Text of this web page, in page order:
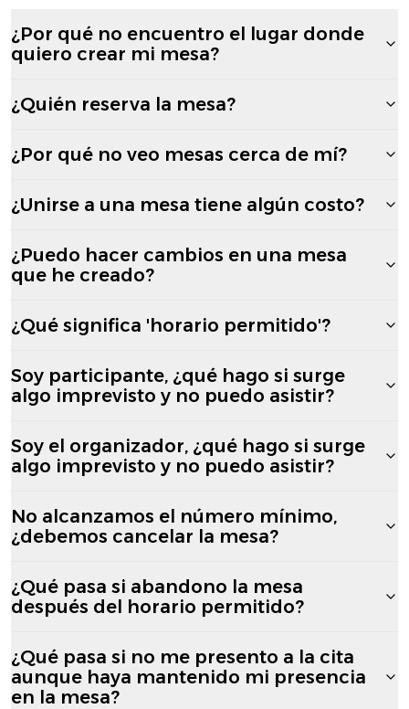
¿Por qué no encuentro el lugar donde
quiero crear mi mesa?
¿Quién reserva la mesa?
¿Por qué no veo mesas cerca de mí?
¿Unirse a una mesa tiene algún costo?
¿Puedo hacer cambios en una mesa
que he creado?
¿Qué significa 'horario permitido'?
Soy participante, ¿qué hago si surge
algo imprevisto y no puedo asistir?
Soy el organizador, ¿qué hago si surge
algo imprevisto y no puedo asistir?
No alcanzamos el número mínimo,
¿debemos cancelar la mesa?
¿Qué pasa si abandono la mesa
después del horario permitido?
¿Qué pasa si no me presento a la cita
aunque haya mantenido mi presencia
en la mesa?